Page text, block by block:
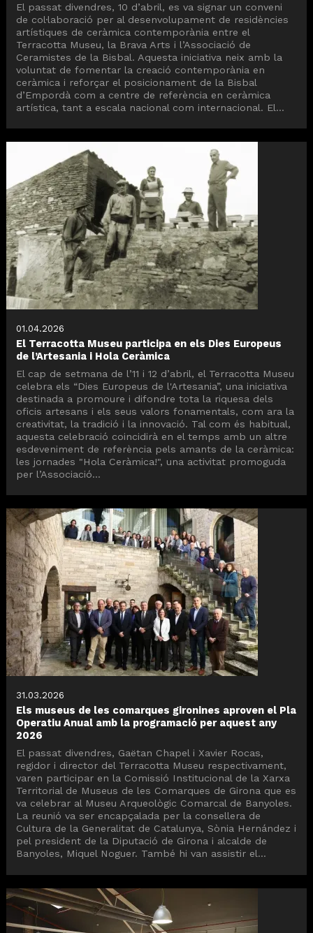
El passat divendres, 10 d’abril, es va signar un conveni
de col·laboració per al desenvolupament de residències
artístiques de ceràmica contemporània entre el
Terracotta Museu, la Brava Arts i l’Associació de
Ceramistes de la Bisbal. Aquesta iniciativa neix amb la
voluntat de fomentar la creació contemporània en
ceràmica i reforçar el posicionament de la Bisbal
d’Empordà com a centre de referència en ceràmica
artística, tant a escala nacional com internacional. El...
01.04.2026
El Terracotta Museu participa en els Dies Europeus
de l’Artesania i Hola Ceràmica
El cap de setmana de l’11 i 12 d’abril, el Terracotta Museu
celebra els “Dies Europeus de l'Artesania”, una iniciativa
destinada a promoure i difondre tota la riquesa dels
oficis artesans i els seus valors fonamentals, com ara la
creativitat, la tradició i la innovació. Tal com és habitual,
aquesta celebració coincidirà en el temps amb un altre
esdeveniment de referència pels amants de la ceràmica:
les jornades "Hola Ceràmica!", una activitat promoguda
per l’Associació...
31.03.2026
Els museus de les comarques gironines aproven el Pla
Operatiu Anual amb la programació per aquest any
2026
El passat divendres, Gaëtan Chapel i Xavier Rocas,
regidor i director del Terracotta Museu respectivament,
varen participar en la Comissió Institucional de la Xarxa
Territorial de Museus de les Comarques de Girona que es
va celebrar al Museu Arqueològic Comarcal de Banyoles.
La reunió va ser encapçalada per la consellera de
Cultura de la Generalitat de Catalunya, Sònia Hernández i
pel president de la Diputació de Girona i alcalde de
Banyoles, Miquel Noguer. També hi van assistir el...